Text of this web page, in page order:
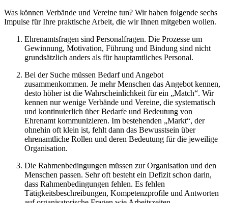
Was können Verbände und Vereine tun? Wir haben folgende sechs
Impulse für Ihre praktische Arbeit, die wir Ihnen mitgeben wollen.
Ehrenamtsfragen sind Personalfragen. Die Prozesse um
Gewinnung, Motivation, Führung und Bindung sind nicht
grundsätzlich anders als für hauptamtliches Personal.
Bei der Suche müssen Bedarf und Angebot
zusammenkommen. Je mehr Menschen das Angebot kennen,
desto höher ist die Wahrscheinlichkeit für ein „Match“. Wir
kennen nur wenige Verbände und Vereine, die systematisch
und kontinuierlich über Bedarfe und Bedeutung von
Ehrenamt kommunizieren. Im bestehenden „Markt“, der
ohnehin oft klein ist, fehlt dann das Bewusstsein über
ehrenamtliche Rollen und deren Bedeutung für die jeweilige
Organisation.
Die Rahmenbedingungen müssen zur Organisation und den
Menschen passen. Sehr oft besteht ein Defizit schon darin,
dass Rahmenbedingungen fehlen. Es fehlen
Tätigkeitsbeschreibungen, Kompetenzprofile und Antworten